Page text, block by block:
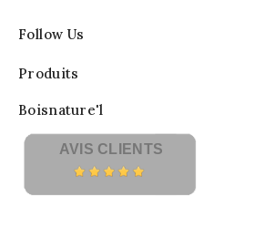
Follow Us
Produits
Boisnature'l
AVIS CLIENTS